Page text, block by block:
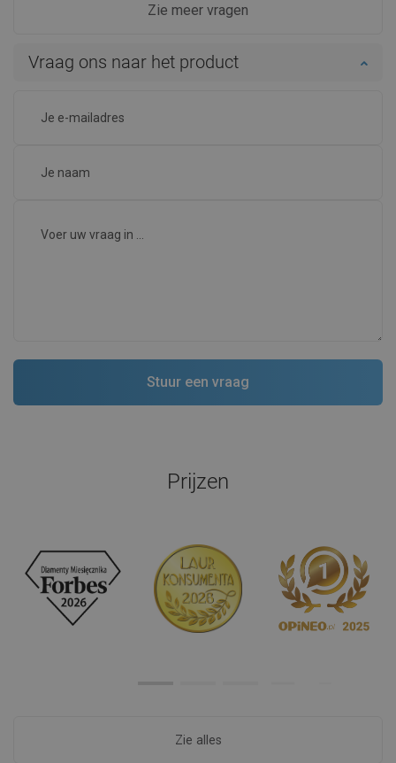
Zie meer vragen
Vraag ons naar het product
Prijzen
Zie alles